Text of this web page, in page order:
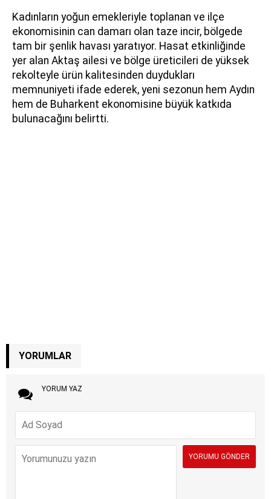
Kadınların yoğun emekleriyle toplanan ve ilçe
ekonomisinin can damarı olan taze incir, bölgede
tam bir şenlik havası yaratıyor. Hasat etkinliğinde
yer alan Aktaş ailesi ve bölge üreticileri de yüksek
rekolteyle ürün kalitesinden duydukları
memnuniyeti ifade ederek, yeni sezonun hem Aydın
hem de Buharkent ekonomisine büyük katkıda
bulunacağını belirtti.
YORUMLAR
YORUM YAZ